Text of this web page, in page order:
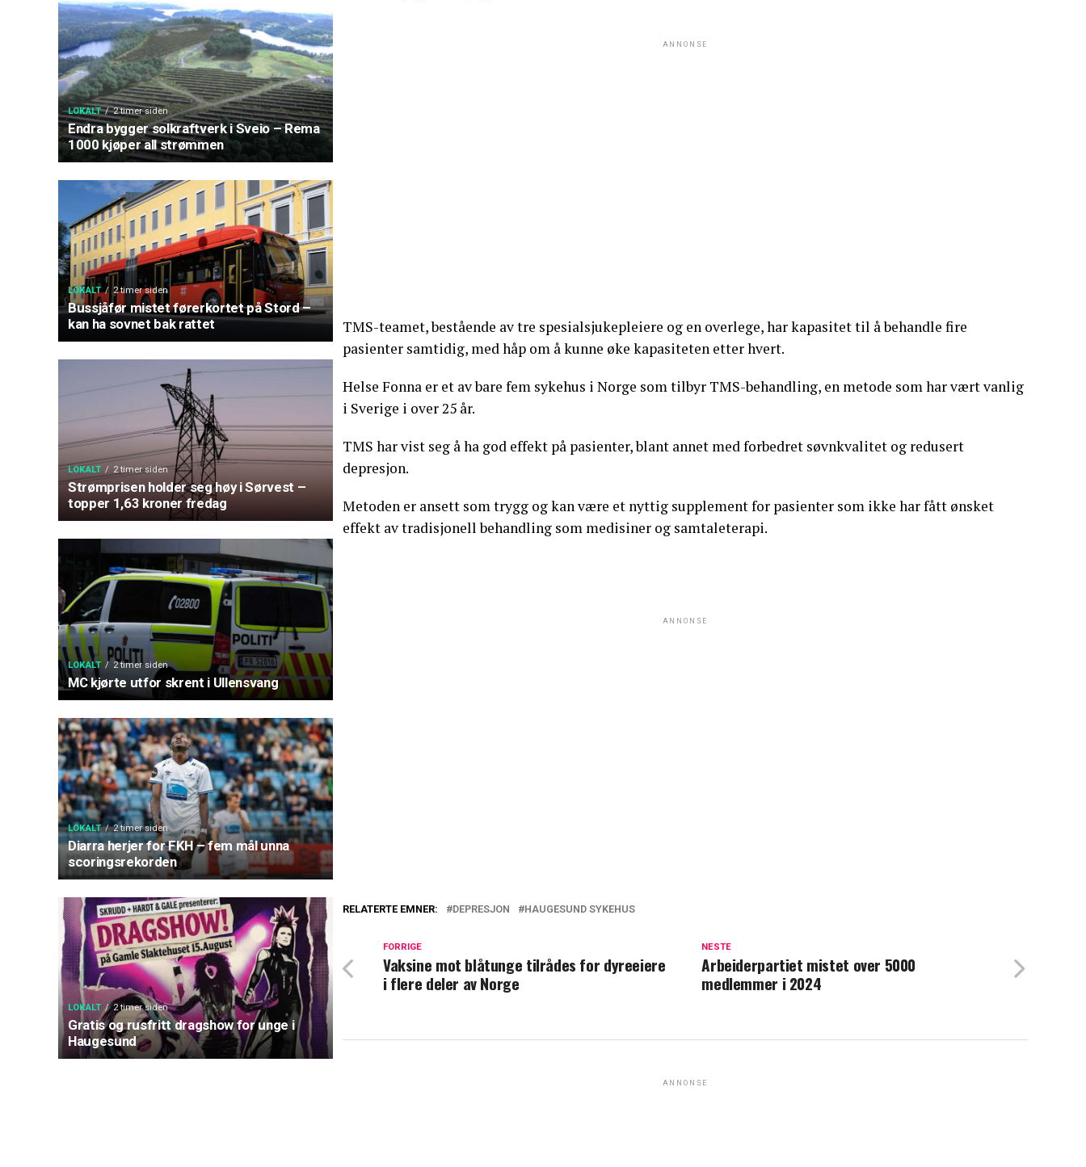
LOKALT 2 timer siden
Endra bygger solkraftverk i Sveio – Rema
1000 kjøper all strømmen
LOKALT 2 timer siden
Bussjåfør mistet førerkortet på Stord –
kan ha sovnet bak rattet
LOKALT 2 timer siden
Strømprisen holder seg høy i Sørvest –
topper 1,63 kroner fredag
LOKALT 2 timer siden
MC kjørte utfor skrent i Ullensvang
LOKALT 2 timer siden
Diarra herjer for FKH – fem mål unna
scoringsrekorden
LOKALT 2 timer siden
Gratis og rusfritt dragshow for unge i
Haugesund
ANNONSE
TMS-teamet, bestående av tre spesialsjukepleiere og en overlege, har kapasitet til å behandle fire
pasienter samtidig, med håp om å kunne øke kapasiteten etter hvert.
Helse Fonna er et av bare fem sykehus i Norge som tilbyr TMS-behandling, en metode som har vært vanlig
i Sverige i over 25 år.
TMS har vist seg å ha god effekt på pasienter, blant annet med forbedret søvnkvalitet og redusert
depresjon.
Metoden er ansett som trygg og kan være et nyttig supplement for pasienter som ikke har fått ønsket
effekt av tradisjonell behandling som medisiner og samtaleterapi.
ANNONSE
RELATERTE EMNER: DEPRESJON HAUGESUND SYKEHUS
NESTE
Arbeiderpartiet mistet over 5000
medlemmer i 2024
FORRIGE
Vaksine mot blåtunge tilrådes for dyreeiere
i flere deler av Norge
ANNONSE